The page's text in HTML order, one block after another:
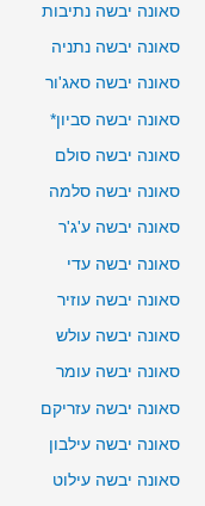
סאונה יבשה נתיבות
סאונה יבשה נתניה
סאונה יבשה סאג'ור
סאונה יבשה סביון*
סאונה יבשה סולם
סאונה יבשה סלמה
סאונה יבשה ע'ג'ר
סאונה יבשה עדי
סאונה יבשה עוזיר
סאונה יבשה עולש
סאונה יבשה עומר
סאונה יבשה עזריקם
סאונה יבשה עילבון
סאונה יבשה עילוט